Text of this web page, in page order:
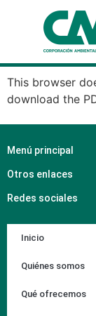
This browser
download the
Menú principal
Otros enlaces
Redes sociales
Inicio
Quiénes somos
Qué ofrecemos